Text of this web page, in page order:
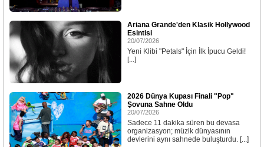
Ariana Grande'den Klasik Hollywood
Esintisi
20/07/2026
Yeni Klibi "Petals" İçin İlk İpucu Geldi!
[...]
2026 Dünya Kupası Finali "Pop"
Şovuna Sahne Oldu
20/07/2026
Sadece 11 dakika süren bu devasa
organizasyon; müzik dünyasının
devlerini aynı sahnede buluşturdu. [...]